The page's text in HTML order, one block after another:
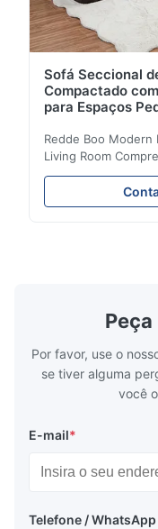
Sofá Seccional
Compactado
para Espaços
Redde Boo Modern
Living Room
Lounge Product
soft sectional sofa
spaces, featuring a
Por favor, use o
se tiver alguma
você
E-mail*
Telefone / WhatsApp